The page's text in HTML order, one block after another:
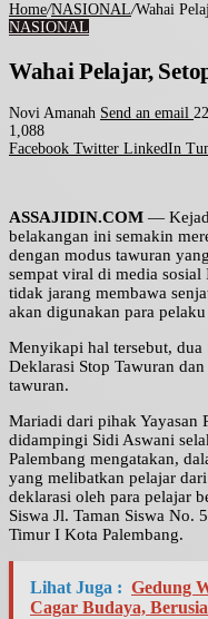
Home/NASIONAL/Wahai
NASIONAL
Wahai Pelajar,
Novi Amanah Send an email
1,088
Facebook Twitter LinkedIn
ASSAJIDIN.COM —
belakangan ini semakin
dengan modus tawuran
sempat viral di media sosial
tidak jarang membawa
akan digunakan para
Menyikapi hal tersebut,
Deklarasi Stop Tawuran
tawuran.
Mariadi dari pihak Yayasan
didampingi Sidi Aswani
Palembang mengatakan,
yang melibatkan pelajar
deklarasi oleh para pelajar
Siswa Jl. Taman Siswa No.
Timur I Kota Palembang.
Lihat Juga : Gedung
Cagar Budaya,